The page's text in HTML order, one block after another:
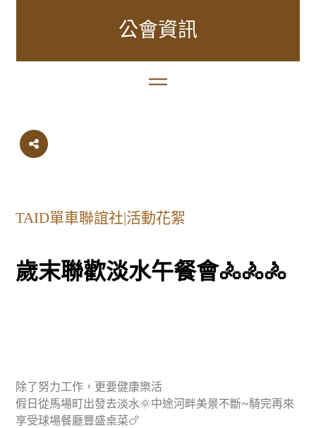
公會資訊
TAID單車聯誼社|活動花絮
歲末聯歡淡水午餐會🚴🚴‍🚴
除了努力工作，更要健康樂活
假日從馬場町出發去淡水🌞中途河畔美景不斷~騎完再來
享受球場餐廳豐盛桌菜🍗